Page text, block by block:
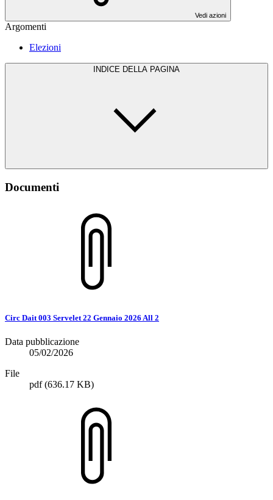
Vedi azioni
Argomenti
Elezioni
INDICE DELLA PAGINA
Documenti
Circ Dait 003 Servelet 22 Gennaio 2026 All 2
Data pubblicazione
05/02/2026
File
pdf(636.17 KB)